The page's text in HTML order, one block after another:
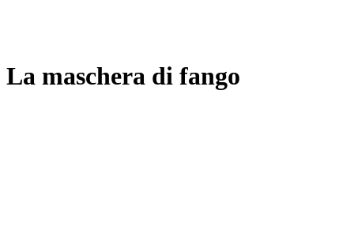
La maschera di fango